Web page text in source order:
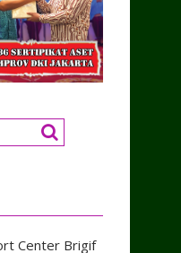
Center Brigif